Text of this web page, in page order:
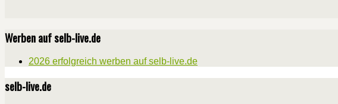
Werben auf selb-live.de
2026 erfolgreich werben auf selb-live.de
selb-live.de